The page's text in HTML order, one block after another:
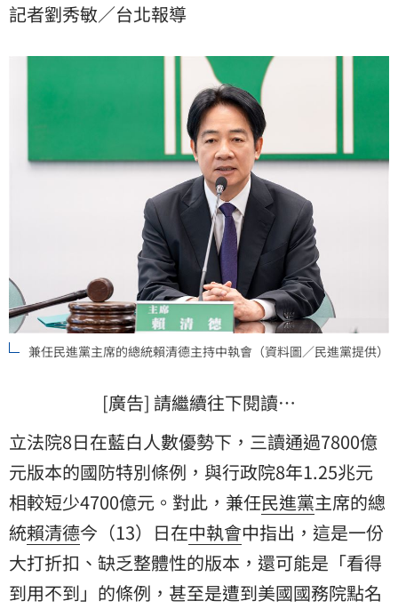
國國務院點名是「對中國共產黨的讓步」的做法。執政
兄姊妹，持續向國際社會，展現台灣提升自我防衛的決
記者劉秀敏／台北報導
兼任民進黨主席的總統賴清德主持中執會（資料圖／民進黨提供）
[廣告] 請繼續往下閱讀…
立法院8日在藍白人數優勢下，三讀通過7800億
元版本的國防特別條例，與行政院8年1.25兆元
相較短少4700億元。對此，兼任民進黨主席的總
統賴清德今（13）日在中執會中指出，這是一份
大打折扣、缺乏整體性的版本，還可能是「看得
到用不到」的條例，甚至是遭到美國國務院點名